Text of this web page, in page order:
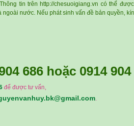
tin trên http://chesuoigiang.vn có thể
nước. Nếu phát sinh vấn đề bản quyền,
686 hoặc 0914
để được tư vấn,
.